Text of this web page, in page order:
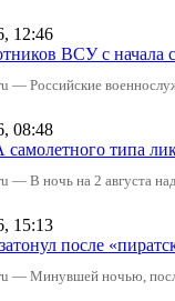
12:46
ВСУ с
— Российские
08:48
типа
— В ночь на 2 августа
15:13
после
— Минувшей ночью,